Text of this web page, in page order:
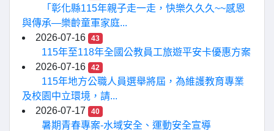
「彰化縣115年親子走一走，快樂久久久~~感恩
與傳承—樂齡童軍家庭...
2026-07-16
43
115年至118年全國公教員工旅遊平安卡優惠方案
2026-07-16
42
115年地方公職人員選舉將屆，為維護教育專業
及校園中立環境，請...
2026-07-17
40
暑期青春專案-水域安全、運動安全宣導